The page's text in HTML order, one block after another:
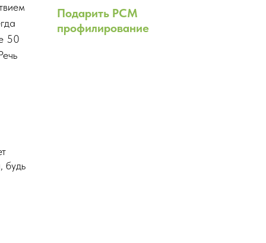
50
Подарить PCM
профилирование
будь